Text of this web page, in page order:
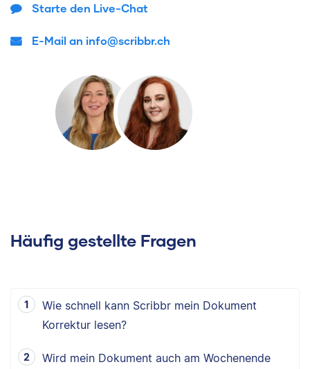
Starte den Live-Chat
E-Mail an info@scribbr.ch
Häufig gestellte Fragen
Wie schnell kann Scribbr mein Dokument
Korrektur lesen?
Wird mein Dokument auch am Wochenende